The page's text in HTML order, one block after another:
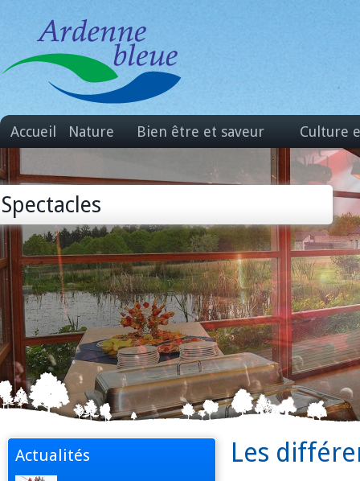
Accueil Nature Bien être et saveur Culture
Spectacles
Actualités Les